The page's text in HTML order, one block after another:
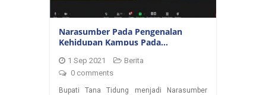
Narasumber Pada Pengenalan
Kehidupan Kampus Pada
Pertanian Negeri Samarinda
1 Sep 2021
Berita
0 comments
Bupati Tana Tidung menjadi Narasumber